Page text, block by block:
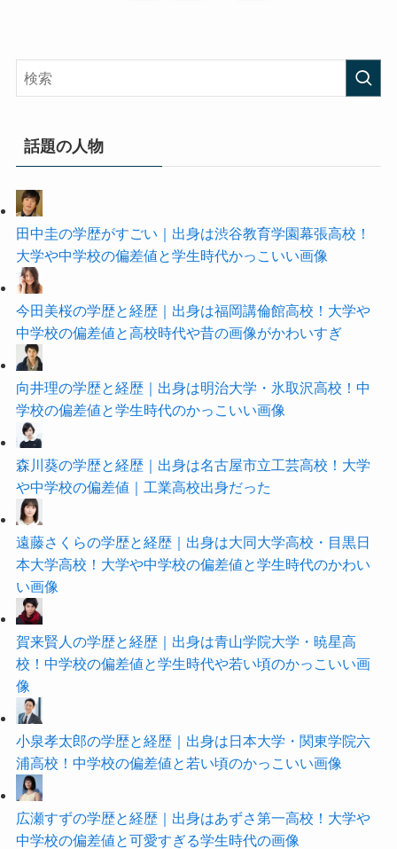
話題の人物
田中圭の学歴がすごい｜出身は渋谷教育学園幕張高校！
大学や中学校の偏差値と学生時代かっこいい画像
今田美桜の学歴と経歴｜出身は福岡講倫館高校！大学や
中学校の偏差値と高校時代や昔の画像がかわいすぎ
向井理の学歴と経歴｜出身は明治大学・氷取沢高校！中
学校の偏差値と学生時代のかっこいい画像
森川葵の学歴と経歴｜出身は名古屋市立工芸高校！大学
や中学校の偏差値｜工業高校出身だった
遠藤さくらの学歴と経歴｜出身は大同大学高校・目黒日
本大学高校！大学や中学校の偏差値と学生時代のかわい
い画像
賀来賢人の学歴と経歴｜出身は青山学院大学・暁星高
校！中学校の偏差値と学生時代や若い頃のかっこいい画
像
小泉孝太郎の学歴と経歴｜出身は日本大学・関東学院六
浦高校！中学校の偏差値と若い頃のかっこいい画像
広瀬すずの学歴と経歴｜出身はあずさ第一高校！大学や
中学校の偏差値と可愛すぎる学生時代の画像